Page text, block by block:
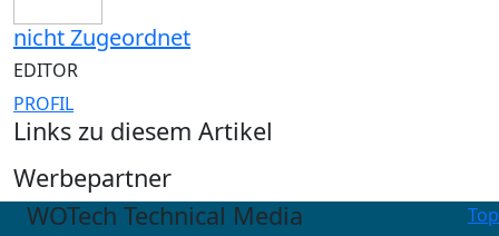
nicht Zugeordnet
EDITOR
PROFIL
Links zu diesem Artikel
Werbepartner
Top
WOTech Technical Media